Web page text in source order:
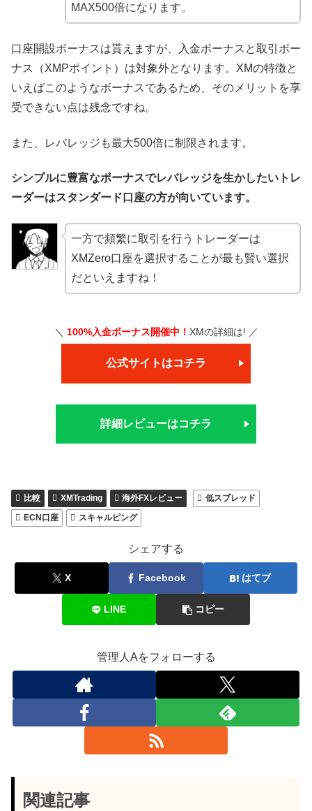
MAX500倍になります。
口座開設ボーナスは貰えますが、入金ボーナスと取引ボー
ナス（XMPポイント）は対象外となります。XMの特徴と
いえばこのようなボーナスであるため、そのメリットを享
受できない点は残念ですね。
また、レバレッジも最大500倍に制限されます。
シンプルに豊富なボーナスでレバレッジを生かしたいトレ
ーダーはスタンダード口座の方が向いています。
一方で頻繁に取引を行うトレーダーは
XMZero口座を選択することが最も賢い選択
だといえますね！
＼ 100%入金ボーナス開催中！ XMの詳細は! ／
公式サイトはコチラ
詳細レビューはコチラ
比較 XMTrading 海外FXレビュー
低スプレッド
ECN口座
スキャルピング
シェアする
X Facebook はてブ
LINE コピー
管理人Aをフォローする
関連記事